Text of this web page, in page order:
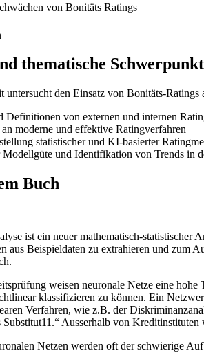
von Bonitäts Ratings
thematische
untersucht den Einsatz von Bonitäts-
Definitionen von externen und internen
moderne und effektive Ratingverfahren
statistischer und KI-basierter
und Identifikation von Trends in
Buch
ist ein neuer mathematisch-
aus Beispieldaten zu extrahieren und zum
weisen neuronale Netze eine
klassifizieren zu können. Ein
Verfahren, wie z.B. der
Substitut11.“ Ausserhalb von
Netzen werden oft der schwierige